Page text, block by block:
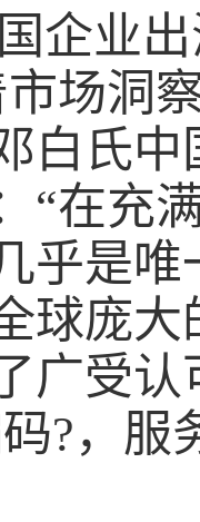
企业
市场洞
白氏
“在充
乎是唯
球庞
广受认
?，服